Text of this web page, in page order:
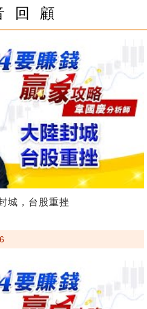
回 顧
城，台股重挫